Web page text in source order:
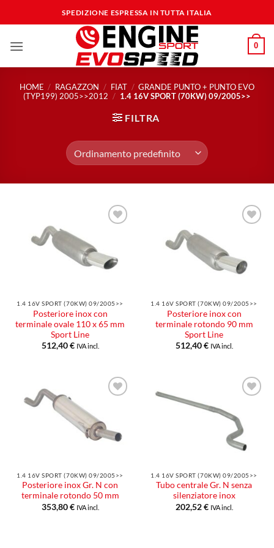
ai
SPEDIZIONE ESPRESSA IN TUTTA ITALIA
0
HOME / RAGAZZON / FIAT / GRANDE PUNTO + PUNTO EVO
(TYP199) 2005>>2012 / 1.4 16V SPORT (70KW) 09/2005>>
FILTRA
desideri
1.4 16V SPORT (70KW) 09/2005>>
Posteriore inox con
terminale ovale 110 x 65 mm
Sport Line
512,40€ IVA incl.
desideri
1.4 16V SPORT (70KW) 09/2005>>
Posteriore inox con
terminale rotondo 90 mm
Sport Line
512,40€ IVA incl.
desideri
1.4 16V SPORT (70KW) 09/2005>>
Posteriore inox Gr. N con
terminale rotondo 50 mm
353,80€ IVA incl.
alla lista
dei
desideri
1.4 16V SPORT (70KW) 09/2005>>
Tubo centrale Gr. N senza
silenziatore inox
202,52€ IVA incl.